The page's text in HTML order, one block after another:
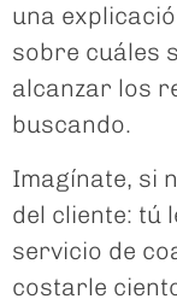
una
sobre cuáles
alcanzar los
buscando.
Imagínate, si
del cliente: tú
servicio de
costarle